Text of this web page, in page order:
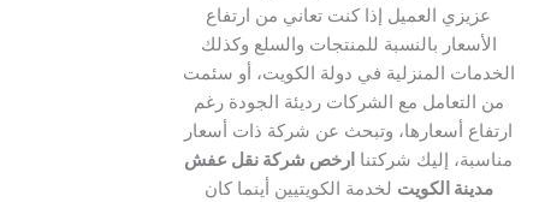
عزيزي العميل إذا كنت تعاني من ارتفاع
الأسعار بالنسبة للمنتجات والسلع وكذلك
الخدمات المنزلية في دولة الكويت، أو سئمت
من التعامل مع الشركات رديئة الجودة رغم
ارتفاع أسعارها، وتبحث عن شركة ذات أسعار
مناسبة، إليك شركتنا ارخص شركة نقل عفش
مدينة الكويت لخدمة الكويتيين أينما كان